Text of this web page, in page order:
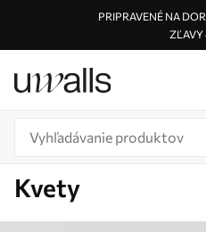
PRIPRAVENÉ NA
ZĽAVY
Kvety